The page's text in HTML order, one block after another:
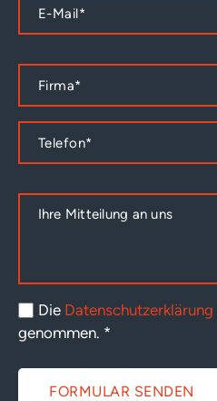
Die Datenschutzerklärung
genommen. *
FORMULAR SENDEN